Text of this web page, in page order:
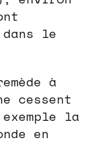
le
à
cessent
la
en